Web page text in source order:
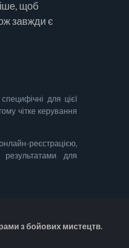
щоб
завжди є
для цієї
чітке керування
реєстрацією,
для
з бойових мистецтв.